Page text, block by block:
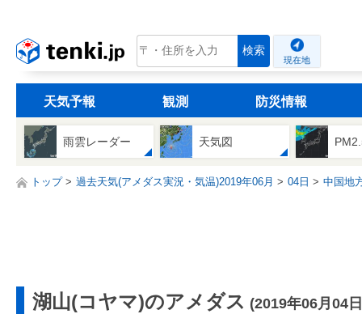
tenki.jp 検索
現在地
天気予報 観測 防災情報
雨雲レーダー 天気図
トップ 過去天気(アメダス実況・気温)2019年06月 04日 中国地
湖山(コヤマ)のアメダス (2019年06月04